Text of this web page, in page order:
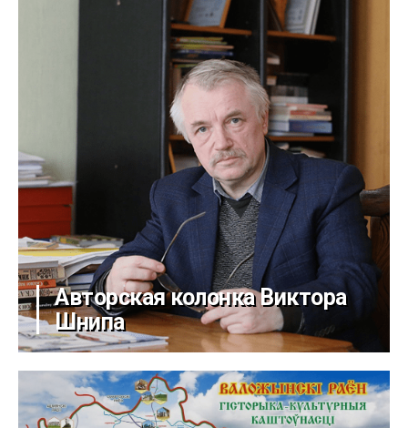
Авторская колонка Виктора
Шнипа